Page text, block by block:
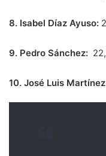
8. Isabel Díaz Ayuso:
9. Pedro Sánchez:
10. José Luis